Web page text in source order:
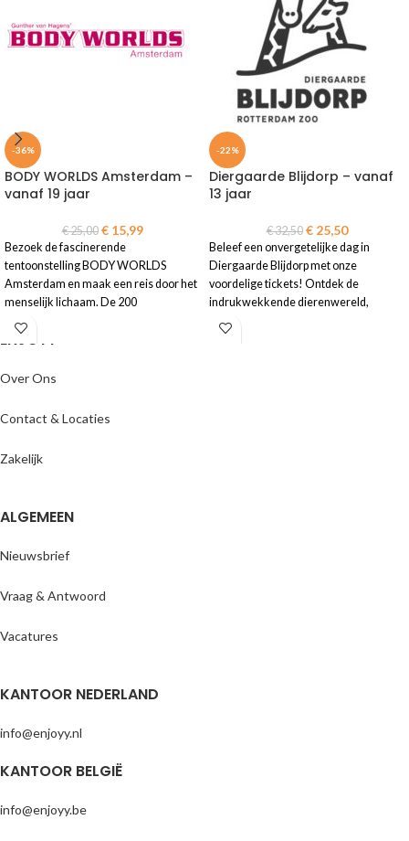
-36%
BODY WORLDS Amsterdam –
vanaf 19 jaar
€25,00 €15,99
Bezoek de fascinerende
tentoonstelling BODY WORLDS
Amsterdam en maak een reis door het
menselijk lichaam. De 200
anatomische exemplaren tonen de
•Let op!Reserveren is verplicht.
• Gratis toegang voor kinderen t/m 5
-22%
Diergaarde Blijdorp – vanaf
13 jaar
€32,50 €25,50
Beleef een onvergetelijke dag in
Diergaarde Blijdorp met onze
voordelige tickets! Ontdek de
indrukwekkende dierenwereld,
bewonder unieke diersoorten van
ENJOYY
Over Ons
Contact & Locaties
Zakelijk
ALGEMEEN
Nieuwsbrief
Vraag & Antwoord
Vacatures
KANTOOR NEDERLAND
info@enjoyy.nl
KANTOOR BELGIË
info@enjoyy.be